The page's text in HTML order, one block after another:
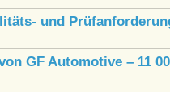
und
GF Automotive – 11